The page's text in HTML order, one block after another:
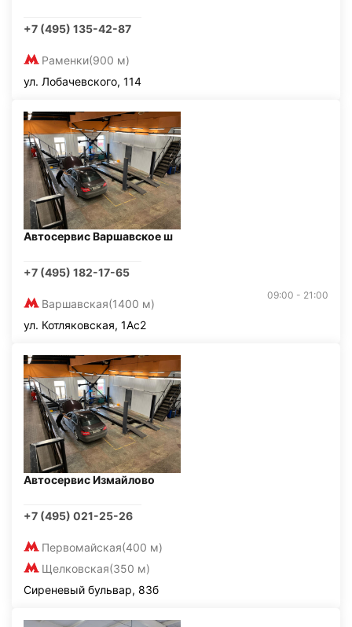
+7 (495) 135-42-87
Раменки(900 м)
ул. Лобачевского, 114
Автосервис Варшавское ш
+7 (495) 182-17-65
Варшавская(1400 м)
09:00 - 21:00
ул. Котляковская, 1Ас2
Автосервис Измайлово
+7 (495) 021-25-26
Первомайская(400 м)
Щелковская(350 м)
Сиреневый бульвар, 83б